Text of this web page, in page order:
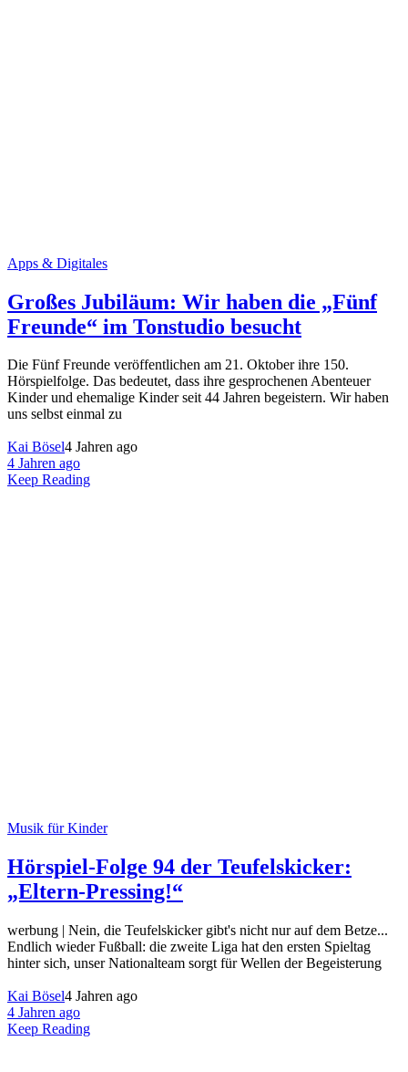
Apps & Digitales
Großes Jubiläum: Wir haben die „Fünf
Freunde“ im Tonstudio besucht
Die Fünf Freunde veröffentlichen am 21. Oktober ihre 150.
Hörspielfolge. Das bedeutet, dass ihre gesprochenen Abenteuer
Kinder und ehemalige Kinder seit 44 Jahren begeistern. Wir haben
uns selbst einmal zu
Kai Bösel4 Jahren ago
4 Jahren ago
Keep Reading
Musik für Kinder
Hörspiel-Folge 94 der Teufelskicker:
„Eltern-Pressing!“
werbung | Nein, die Teufelskicker gibt's nicht nur auf dem Betze...
Endlich wieder Fußball: die zweite Liga hat den ersten Spieltag
hinter sich, unser Nationalteam sorgt für Wellen der Begeisterung
Kai Bösel4 Jahren ago
4 Jahren ago
Keep Reading